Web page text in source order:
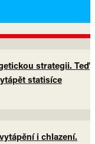
strategii. Teď
statisíce
i chlazení.